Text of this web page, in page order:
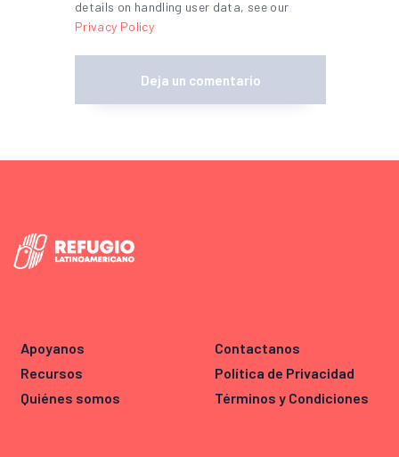
details on handling user data, see our
Privacy Policy
Apoyanos
Recursos
Quiénes somos
Contactanos
Política de Privacidad
Términos y Condiciones